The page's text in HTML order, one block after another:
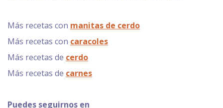
Más recetas con manitas de cerdo
Más recetas con caracoles
Más recetas de cerdo
Más recetas de carnes
Puedes seguirnos en